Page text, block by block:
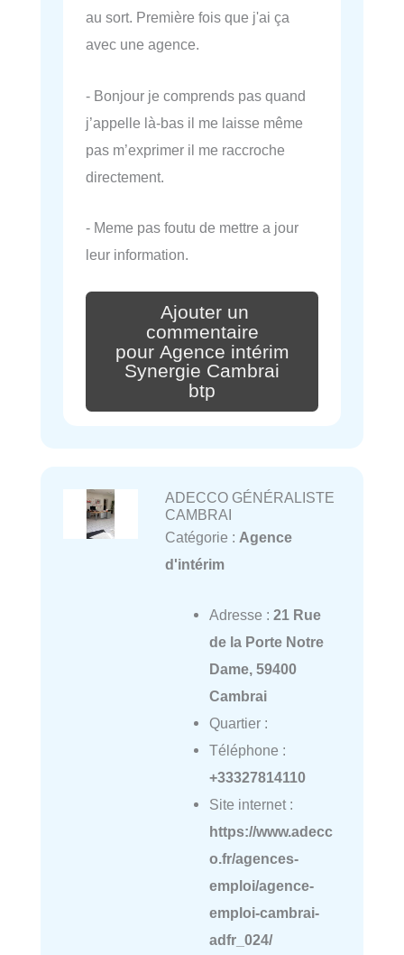
au sort. Première fois que j'ai ça
avec une agence.
- Bonjour je comprends pas quand
j’appelle là-bas il me laisse même
pas m’exprimer il me raccroche
directement.
- Meme pas foutu de mettre a jour
leur information.
Ajouter un
commentaire
pour Agence intérim
Synergie Cambrai
btp
ADECCO GÉNÉRALISTE
CAMBRAI
Catégorie : Agence
d'intérim
Adresse : 21 Rue
de la Porte Notre
Dame, 59400
Cambrai
Quartier :
Téléphone :
+33327814110
Site internet :
https://www.adecc
o.fr/agences-
emploi/agence-
emploi-cambrai-
adfr_024/